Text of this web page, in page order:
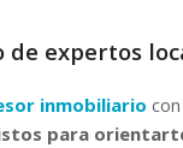
de expertos
inmobiliario
para